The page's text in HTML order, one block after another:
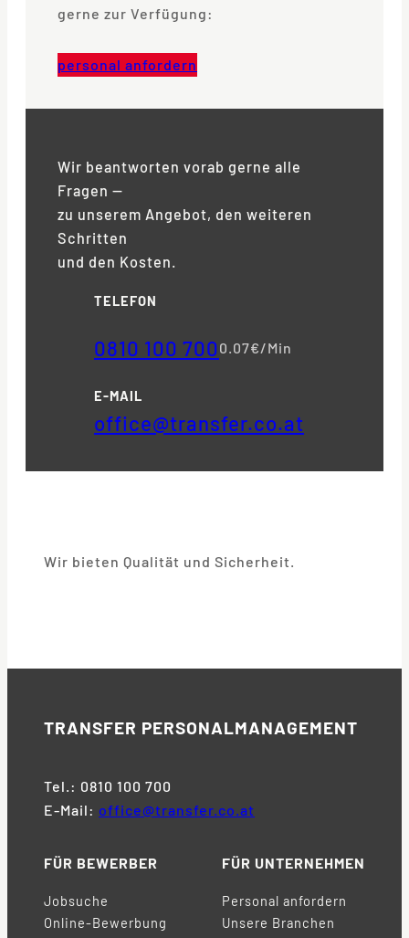
gerne zur Verfügung:
personal anfordern
Wir beantworten vorab gerne alle
Fragen —
zu unserem Angebot, den weiteren
Schritten
und den Kosten.
TELEFON
0810 100 7000.07€/Min
E-MAIL
office@transfer.co.at
Wir bieten Qualität und Sicherheit.
TRANSFER PERSONALMANAGEMENT
Tel.: 0810 100 700
E-Mail: office@transfer.co.at
FÜR BEWERBER
Jobsuche
Online-Bewerbung
FÜR UNTERNEHMEN
Personal anfordern
Unsere Branchen